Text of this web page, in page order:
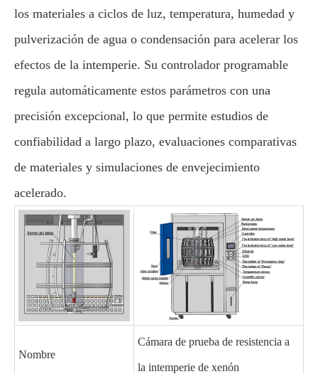
los materiales a ciclos de luz, temperatura, humedad y
pulverización de agua o condensación para acelerar los
efectos de la intemperie. Su controlador programable
regula automáticamente estos parámetros con una
precisión excepcional, lo que permite estudios de
confiabilidad a largo plazo, evaluaciones comparativas
de materiales y simulaciones de envejecimiento
acelerado.
Nombre
Cámara de prueba de resistencia a
la intemperie de xenón